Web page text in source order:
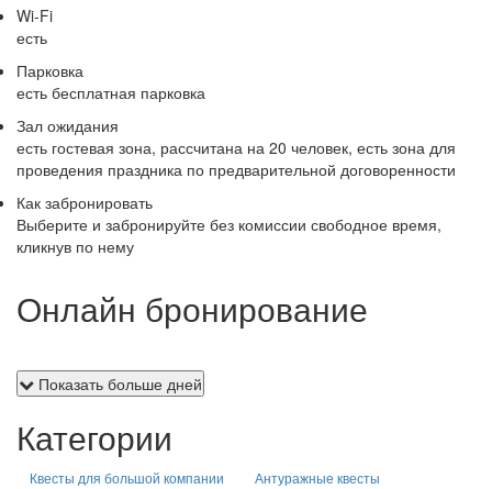
Wi-Fi
есть
Парковка
есть бесплатная парковка
Зал ожидания
есть гостевая зона, рассчитана на 20 человек, есть зона для
проведения праздника по предварительной договоренности
Как забронировать
Выберите и забронируйте без комиссии свободное время,
кликнув по нему
Онлайн бронирование
Показать больше дней
Категории
Квесты для большой компании
Антуражные квесты